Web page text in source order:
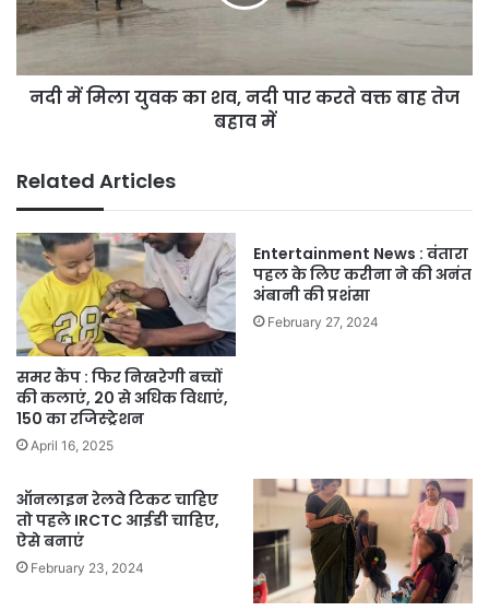
नदी
करते
वक्त
में
नदी में मिला युवक का शव, नदी पार करते वक्त बाह तेज
बहाव में
Related Articles
समर कैंप : फिर निखरेगी बच्चों
की कलाएं, 20 से अधिक विधाएं,
150 का रजिस्ट्रेशन
April 16, 2025
Entertainment News : वंतारा
पहल के लिए करीना ने की अनंत
अंबानी की प्रशंसा
February 27, 2024
ऑनलाइन रेलवे टिकट चाहिए
तो पहले IRCTC आईडी चाहिए,
ऐसे बनाएं
February 23, 2024